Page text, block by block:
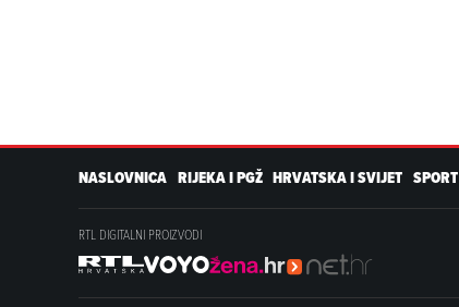
NASLOVNICA RIJEKA I PGŽ HRVATSKA I SVIJET SPORT
RTL DIGITALNI PROIZVODI